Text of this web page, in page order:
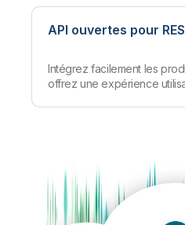
API ouvertes pour
Intégrez facilement les
offrez une expérience